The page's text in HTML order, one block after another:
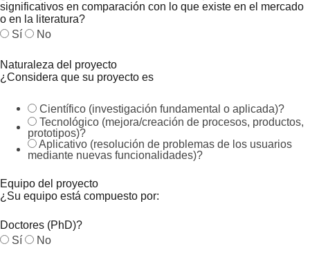
significativos en comparación con lo que existe en el mercado
o en la literatura?
Sí
No
Naturaleza del proyecto
¿Considera que su proyecto es
Científico (investigación fundamental o aplicada)?
Tecnológico (mejora/creación de procesos, productos,
prototipos)?
Aplicativo (resolución de problemas de los usuarios
mediante nuevas funcionalidades)?
Equipo del proyecto
¿Su equipo está compuesto por:
Doctores (PhD)?
Sí
No